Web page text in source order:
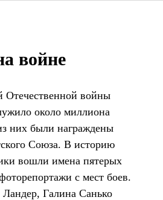
войне
Отечественной войны
около миллиона
них были награждены
Союза. В историю
вошли имена пятерых
с мест боев.
Ландер, Галина Санько